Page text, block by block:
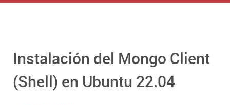
Instalación del Mongo Client
(Shell) en Ubuntu 22.04